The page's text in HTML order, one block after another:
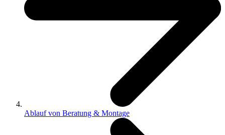
Ablauf von Beratung & Montage